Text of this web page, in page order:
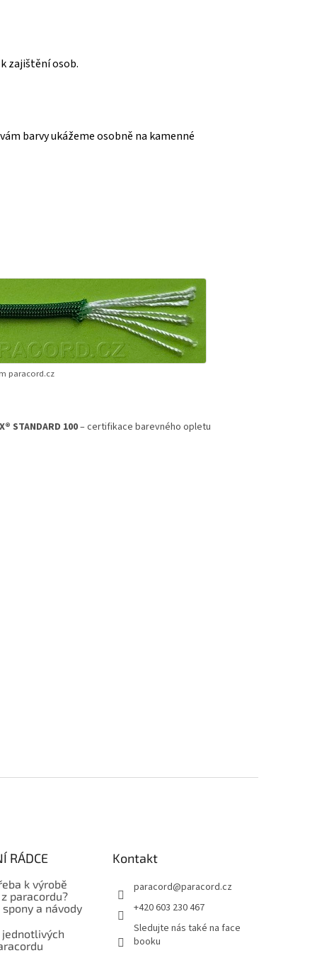
zajištění osob.
barvy ukážeme osobně na kamenné
paracord.cz
STANDARD 100– certifikace barevného opletu
RÁDCE
k výrobě
paracordu?
a návody
jednotlivých
Kontakt
paracord@paracord.cz
+420 603 230 467
Sledujte nás také na face
booku